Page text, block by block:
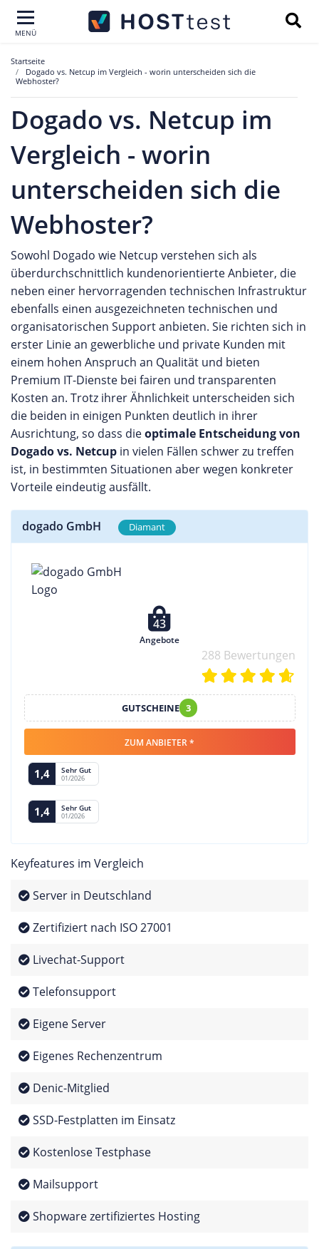
MENÜ
Startseite
Dogado vs. Netcup im Vergleich - worin unterscheiden sich die
Webhoster?
Dogado vs. Netcup im
Vergleich - worin
unterscheiden sich die
Webhoster?
Sowohl Dogado wie Netcup verstehen sich als
überdurchschnittlich kundenorientierte Anbieter, die
neben einer hervorragenden technischen Infrastruktur
ebenfalls einen ausgezeichneten technischen und
organisatorischen Support anbieten. Sie richten sich in
erster Linie an gewerbliche und private Kunden mit
einem hohen Anspruch an Qualität und bieten
Premium IT-Dienste bei fairen und transparenten
Kosten an. Trotz ihrer Ähnlichkeit unterscheiden sich
die beiden in einigen Punkten deutlich in ihrer
Ausrichtung, so dass dieoptimale Entscheidung von
Dogado vs. Netcup in vielen Fällen schwer zu treffen
ist, in bestimmten Situationen aber wegen konkreter
Vorteile eindeutig ausfällt.
dogado GmbH Diamant
43
Angebote
288 Bewertungen
GUTSCHEINE 3
ZUM ANBIETER *
1,4 Sehr Gut
01/2026
1,4 Sehr Gut
01/2026
Keyfeatures im Vergleich
Server in Deutschland
Zertifiziert nach ISO 27001
Livechat-Support
Telefonsupport
Eigene Server
Eigenes Rechenzentrum
Denic-Mitglied
SSD-Festplatten im Einsatz
Kostenlose Testphase
Mailsupport
Shopware zertifiziertes Hosting